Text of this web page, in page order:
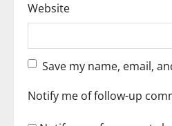
Website
Save my name, email,
Notify me of follow-up